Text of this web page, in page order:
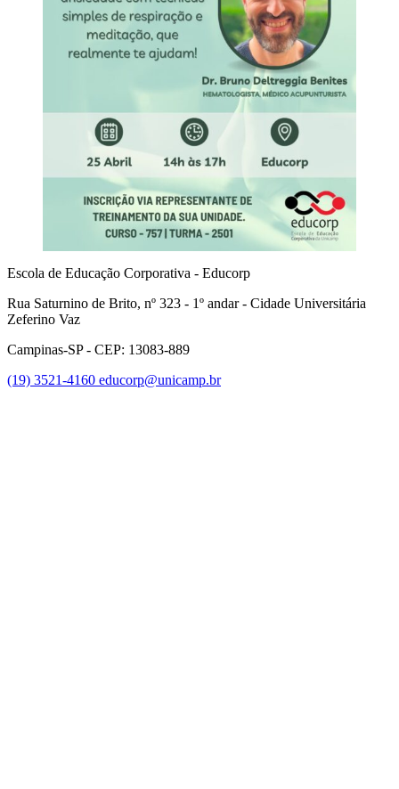
Escola de Educação Corporativa - Educorp
Rua Saturnino de Brito, nº 323 - 1º andar - Cidade Universitária
Zeferino Vaz
Campinas-SP - CEP: 13083-889
(19) 3521-4160 educorp@unicamp.br